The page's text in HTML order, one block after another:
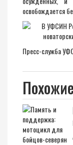
освобождается
Пресс-служба